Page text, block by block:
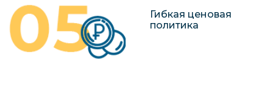
Гибкая ценовая
политика